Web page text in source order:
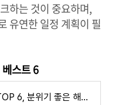
하는 것이 중요하며,
유연한 일정 계획이 필
스트 6
푸꾸옥 북부 맛집 TOP 6, 분위기 좋은 해변 레스토랑 가성 로컬 음식점